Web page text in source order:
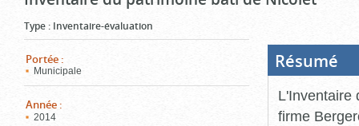
Type : Inventaire-évaluation
Portée :
Municipale
Année :
2014
Résumé
L'Inventaire
firme